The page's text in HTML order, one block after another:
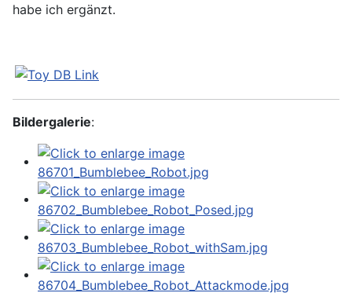
habe ich ergänzt.
Bildergalerie: